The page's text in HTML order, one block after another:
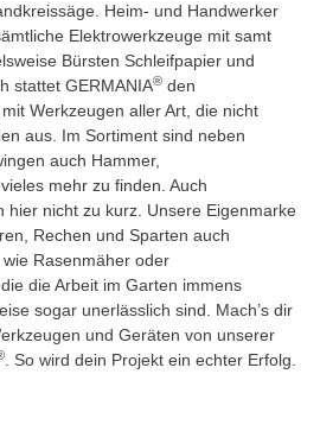
Heim- und Handwerker
Elektrowerkzeuge mit samt
Bürsten Schleifpapier und
stattet GERMANIA® den
Werkzeugen aller Art, die nicht
aus. Im Sortiment sind neben
auch Hammer,
mehr zu finden. Auch
hier nicht zu kurz. Unsere Eigenmarke
Rechen und Sparten auch
Rasenmäher oder
die Arbeit im Garten immens
sogar unerlässlich sind. Mach’s dir
und Geräten von unserer
. So wird dein Projekt ein echter Erfolg.